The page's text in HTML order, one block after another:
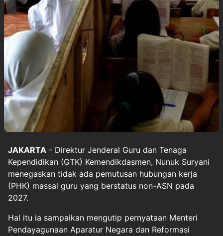
JAKARTA - Direktur Jenderal Guru dan Tenaga
Kependidikan (GTK) Kemendikdasmen, Nunuk Suryani
menegaskan tidak ada pemutusan hubungan kerja
(PHK) massal guru yang berstatus non-ASN pada
2027.
Hal itu ia sampaikan mengutip pernyataan Menteri
Pendayagunaan Aparatur Negara dan Reformasi